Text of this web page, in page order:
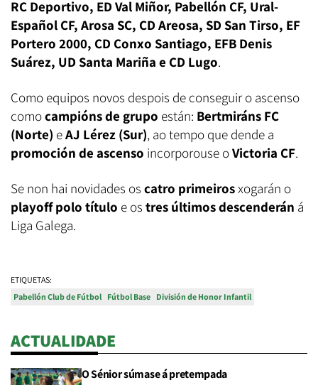
RC Deportivo, ED Val Miñor, Pabellón CF, Ural-
Español CF, Arosa SC, CD Areosa, SD San Tirso, EF
Portero 2000, CD Conxo Santiago, EFB Denis
Suárez, UD Santa Mariña e CD Lugo.
Como equipos novos despois de conseguir o ascenso
comocampións de grupo están: Bertmiráns FC
(Norte) eAJ Lérez (Sur), ao tempo que dende a
promoción de ascenso incorporouse oVictoria CF.
Se non hai novidades os catro primeirosxogarán o
playoff polo título e os tres últimos descenderán á
Liga Galega.
ETIQUETAS:
Pabellón Club de Fútbol Fútbol Base División de Honor Infantil
ACTUALIDADE
O Sénior súmase á pretempada